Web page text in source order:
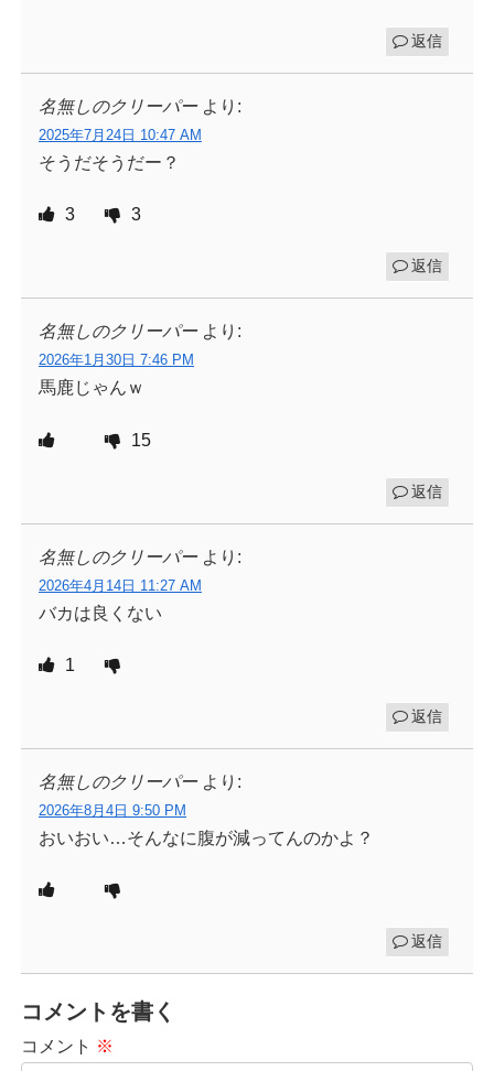
返信
名無しのクリーパー より:
2025年7月24日 10:47 AM
そうだそうだー？
3 3
返信
名無しのクリーパー より:
2026年1月30日 7:46 PM
馬鹿じゃんｗ
15
返信
名無しのクリーパー より:
2026年4月14日 11:27 AM
バカは良くない
1
返信
名無しのクリーパー より:
2026年8月4日 9:50 PM
おいおい…そんなに腹が減ってんのかよ？
返信
コメントを書く
コメント ※